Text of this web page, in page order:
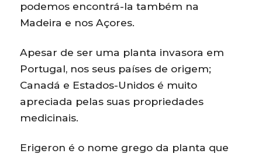
podemos encontrá-la também na
Madeira e nos Açores.
Apesar de ser uma planta invasora em
Portugal, nos seus países de origem;
Canadá e Estados-Unidos é muito
apreciada pelas suas propriedades
medicinais.
Erigeron é o nome grego da planta que